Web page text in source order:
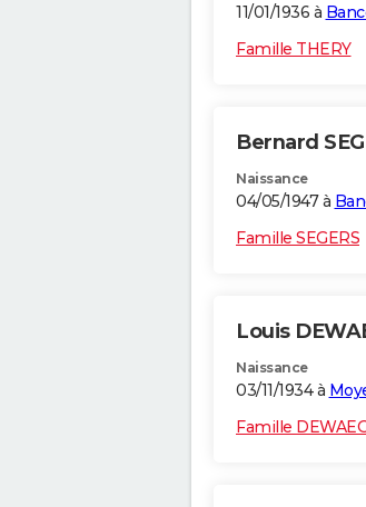
11/01/1936 à
Famille THERY
Bernard
Naissance
04/05/1947 à
Famille SEGERS
Louis
Naissance
03/11/1934 à
Famille